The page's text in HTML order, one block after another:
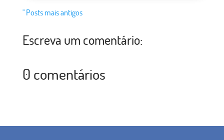
" Posts mais antigos
Escreva um comentário:
0 comentários